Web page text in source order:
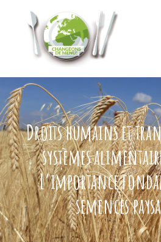
Droits humains et
systèmes
L’importance
semences